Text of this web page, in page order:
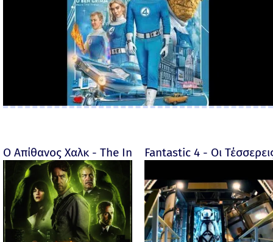
Ο Απίθανος Χαλκ - The Incredible Hulk - 2008
Fantastic 4 - Οι